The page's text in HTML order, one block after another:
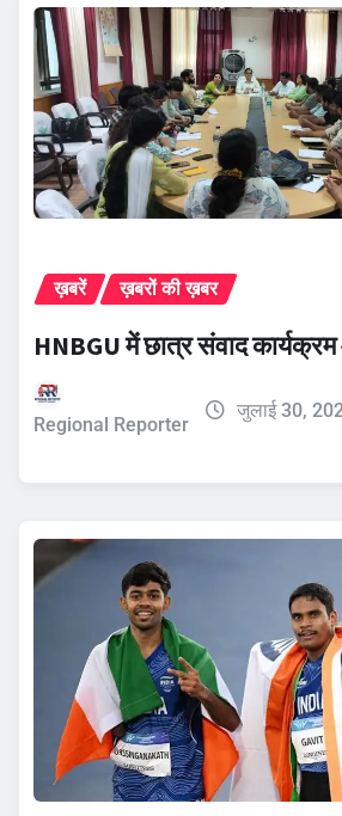
ख़बरें ख़बरों की ख़बर
HNBGU में छात्र संवाद
Regional Reporter
जुलाई 30,